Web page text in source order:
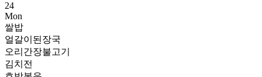
24
Mon
쌀밥
얼갈이된장국
오리간장불고기
김치전